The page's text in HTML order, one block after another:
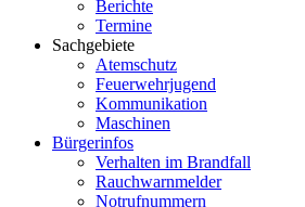
Berichte
Termine
Sachgebiete
Atemschutz
Feuerwehrjugend
Kommunikation
Maschinen
Bürgerinfos
Verhalten im Brandfall
Rauchwarnmelder
Notrufnummern